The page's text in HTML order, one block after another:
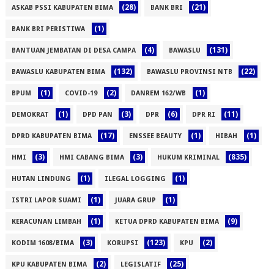
ASKAB PSSI KABUPATEN BIMA (28) BANK BRI (21)
BANK BRI PERISTIWA (1)
BANTUAN JEMBATAN DI DESA CAMPA (4) BAWASLU (131)
BAWASLU KABUPATEN BIMA (132) BAWASLU PROVINSI NTB (22)
BPUM (1) COVID-19 (2) DANREM 162/WB (1)
DEMOKRAT (1) DPD PAN (3) DPR (6) DPR RI (11)
DPRD KABUPATEN BIMA (17) ENSSEE BEAUTY (1) HIBAH (1)
HMI (3) HMI CABANG BIMA (3) HUKUM KRIMINAL (835)
HUTAN LINDUNG (1) ILEGAL LOGGING (1)
ISTRI LAPOR SUAMI (1) JUARA GRUP (1)
KERACUNAN LIMBAH (1) KETUA DPRD KABUPATEN BIMA (9)
KODIM 1608/BIMA (3) KORUPSI (123) KPU (2)
KPU KABUPATEN BIMA (2) LEGISLATIF (25)